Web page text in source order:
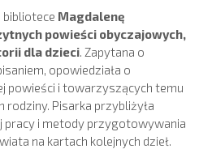
bibliotece Magdalenę
powieści obyczajowych,
dla dzieci . Zapytana o
opowiedziała o
powieści i towarzyszących temu
rodziny. Pisarka przybliżyła
i metody przygotowywania
na kartach kolejnych dzieł.